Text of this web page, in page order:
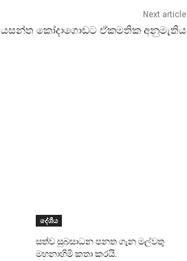
Next article
යසන්ත කෝදාගොඩට ඒකමතික අනුමැතිය
දේශීය
සත්ව සුබසාධන පනත ගැන මල්වතු
මහනාහිමි කතා කරයි.